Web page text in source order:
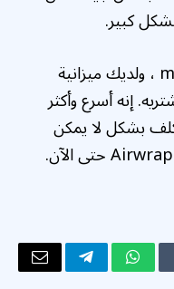
ولكن إذا كنت لا تملك multistyler ، ولديك ميزانية
إنه أسرع وأكثر
بشكل لا يمكن
واتسابتيلقرامالبريد